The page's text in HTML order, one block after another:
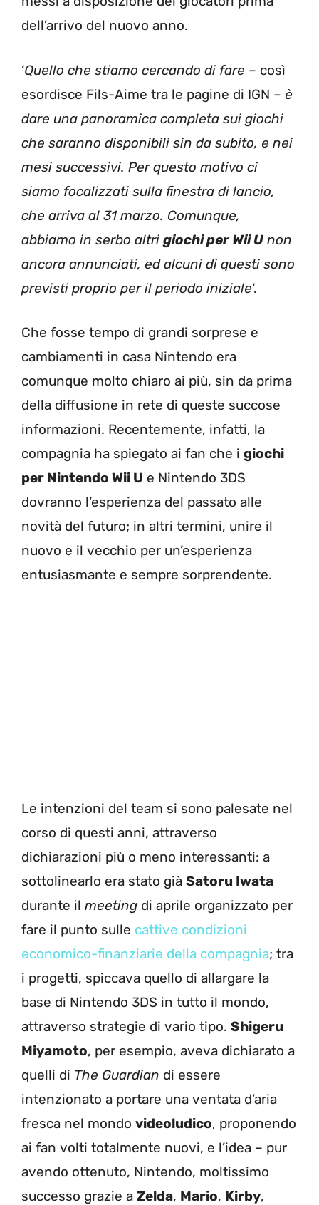
dell’arrivo del nuovo anno.
‘Quello che stiamo cercando di fare – così
esordisce Fils-Aime tra le pagine di IGN – è
dare una panoramica completa sui giochi
che saranno disponibili sin da subito, e nei
mesi successivi. Per questo motivo ci
siamo focalizzati sulla finestra di lancio,
che arriva al 31 marzo. Comunque,
abbiamo in serbo altri giochi per Wii U non
ancora annunciati, ed alcuni di questi sono
previsti proprio per il periodo iniziale‘.
Che fosse tempo di grandi sorprese e
cambiamenti in casa Nintendo era
comunque molto chiaro ai più, sin da prima
della diffusione in rete di queste succose
informazioni. Recentemente, infatti, la
compagnia ha spiegato ai fan che i giochi
per Nintendo Wii U e Nintendo 3DS
dovranno l’esperienza del passato alle
novità del futuro; in altri termini, unire il
nuovo e il vecchio per un’esperienza
entusiasmante e sempre sorprendente.
Le intenzioni del team si sono palesate nel
corso di questi anni, attraverso
dichiarazioni più o meno interessanti: a
sottolinearlo era stato già Satoru Iwata
durante il meeting di aprile organizzato per
fare il punto sulle cattive condizioni
economico-finanziarie della compagnia; tra
i progetti, spiccava quello di allargare la
base di Nintendo 3DS in tutto il mondo,
attraverso strategie di vario tipo. Shigeru
Miyamoto, per esempio, aveva dichiarato a
quelli di The Guardian di essere
intenzionato a portare una ventata d’aria
fresca nel mondo videoludico, proponendo
ai fan volti totalmente nuovi, e l’idea – pur
avendo ottenuto, Nintendo, moltissimo
successo grazie a Zelda, Mario, Kirby,